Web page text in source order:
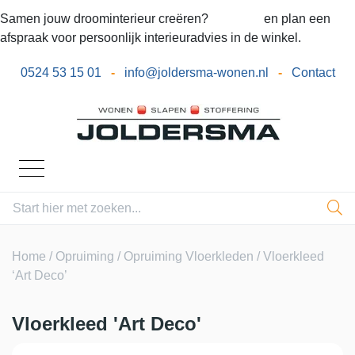
Samen jouw droominterieur creëren?
en plan een
afspraak voor persoonlijk interieuradvies in de winkel.
0524 53 15 01 - info@joldersma-wonen.nl - Contact
Home / Opruiming / Opruiming Vloerkleden / Vloerkleed
‘Art Deco’
Vloerkleed 'Art Deco'